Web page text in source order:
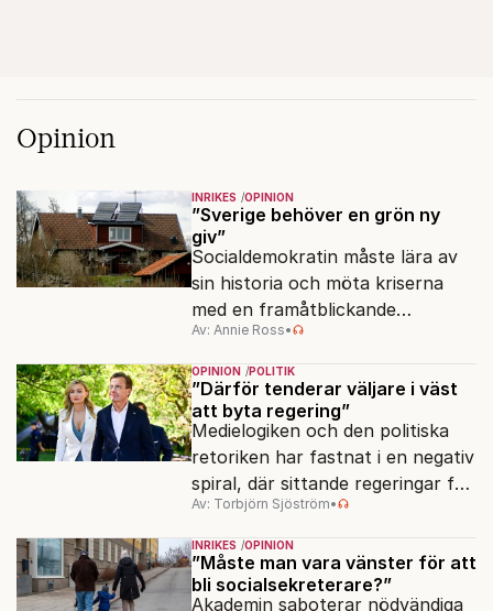
Opinion
INRIKES OPINION
”Sverige behöver en grön ny
giv”
Socialdemokratin måste lära av
sin historia och möta kriserna
med en framåtblickande
strukturpolitik för att göra
Sverige långsiktigt hållbart,
jämlikt och kriståligt.
Av: Annie Ross•
OPINION POLITIK
”Därför tenderar väljare i väst
att byta regering”
Medielogiken och den politiska
retoriken har fastnat i en negativ
spiral, där sittande regeringar får
klä skott för sådant som går
dåligt.
Av: Torbjörn Sjöström•
INRIKES OPINION
”Måste man vara vänster för att
bli socialsekreterare?”
Akademin saboterar nödvändiga